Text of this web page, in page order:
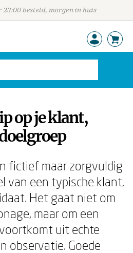
23:00 besteld, morgen in huis
op je klant,
fictief maar zorgvuldig
van een typische klant,
Het gaat niet om
maar om een
uit echte
observatie. Goede